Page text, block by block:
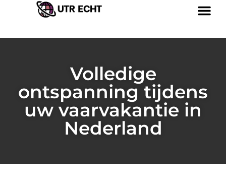
Volledige
ontspanning tijdens
uw vaarvakantie in
Nederland